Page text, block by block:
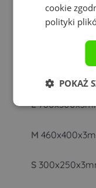
L
M
S
cookie
polityki
POKAŻ